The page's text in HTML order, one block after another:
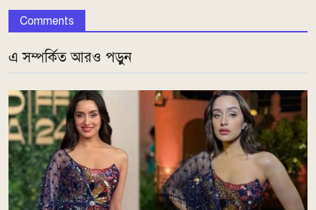
Comments
এ সম্পর্কিত আরও পড়ুন